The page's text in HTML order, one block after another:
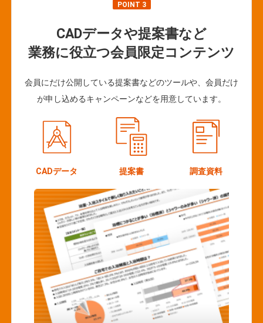
POINT 3
CADデータや提案書など
業務に役立つ会員限定コンテンツ
会員にだけ公開している提案書などのツールや、会員だけ
が申し込めるキャンペーンなどを用意しています。
CADデータ 提案書 調査資料